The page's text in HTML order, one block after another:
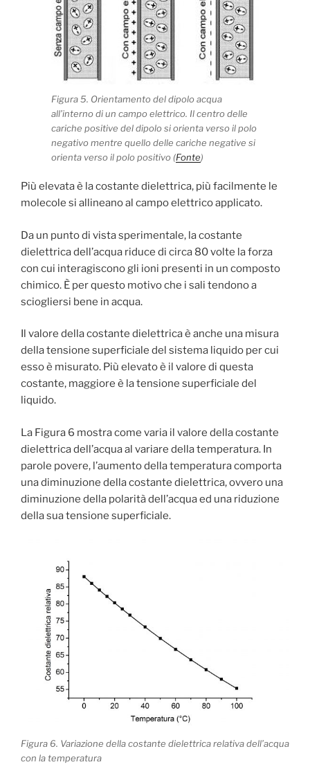
Figura 5. Orientamento del dipolo acqua
all’interno di un campo elettrico. Il centro delle
cariche positive del dipolo si orienta verso il polo
negativo mentre quello delle cariche negative si
orienta verso il polo positivo (Fonte)
Più elevata è la costante dielettrica, più facilmente le
molecole si allineano al campo elettrico applicato.
Da un punto di vista sperimentale, la costante
dielettrica dell’acqua riduce di circa 80 volte la forza
con cui interagiscono gli ioni presenti in un composto
chimico. È per questo motivo che i sali tendono a
sciogliersi bene in acqua.
Il valore della costante dielettrica è anche una misura
della tensione superficiale del sistema liquido per cui
esso è misurato. Più elevato è il valore di questa
costante, maggiore è la tensione superficiale del
liquido.
La Figura 6 mostra come varia il valore della costante
dielettrica dell’acqua al variare della temperatura. In
parole povere, l’aumento della temperatura comporta
una diminuzione della costante dielettrica, ovvero una
diminuzione della polarità dell’acqua ed una riduzione
della sua tensione superficiale.
Figura 6. Variazione della costante dielettrica relativa dell’acqua
con la temperatura